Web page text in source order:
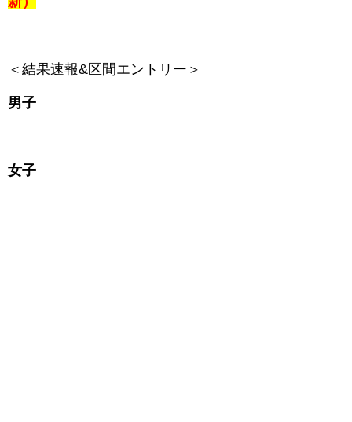
＜結果速報&区間エントリー＞
男子
女子